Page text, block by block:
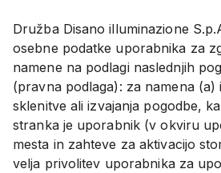
Družba Disano illuminazione
osebne podatke uporabnika za
namene na podlagi naslednjih
(pravna podlaga): za namena
sklenitve ali izvajanja pogodbe,
stranka je uporabnik (v okviru
mesta in zahteve za aktivacijo
velja privolitev uporabnika za